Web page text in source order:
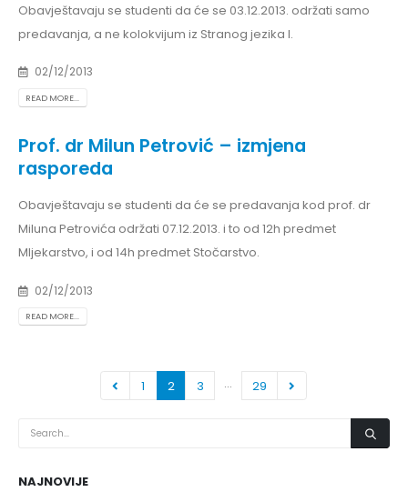
Obavještavaju se studenti da će se 03.12.2013. održati samo
predavanja, a ne kolokvijum iz Stranog jezika I.
02/12/2013
READ MORE...
Prof. dr Milun Petrović – izmjena
rasporeda
Obavještavaju se studenti da će se predavanja kod prof. dr
Miluna Petrovića održati 07.12.2013. i to od 12h predmet
Mljekarstvo, i od 14h predmet Stočarstvo.
02/12/2013
READ MORE...
1 2 3 … 29
NAJNOVIJE